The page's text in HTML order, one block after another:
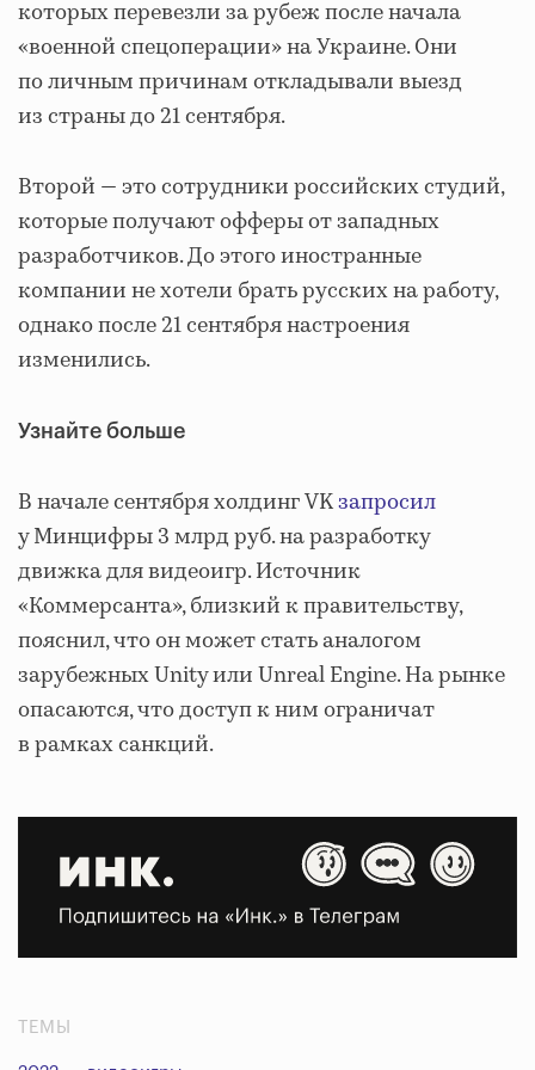
которых перевезли за рубеж после начала
«военной спецоперации» на Украине. Они
по личным причинам откладывали выезд
из страны до 21 сентября.
Второй — это сотрудники российских студий,
которые получают офферы от западных
разработчиков. До этого иностранные
компании не хотели брать русских на работу,
однако после 21 сентября настроения
изменились.
Узнайте больше
В начале сентября холдинг VKзапросил
у Минцифры 3 млрд руб. на разработку
движка для видеоигр. Источник
«Коммерсанта», близкий к правительству,
пояснил, что он может стать аналогом
зарубежных Unity или Unreal Engine. На рынке
опасаются, что доступ к ним ограничат
в рамках санкций.
ТЕМЫ